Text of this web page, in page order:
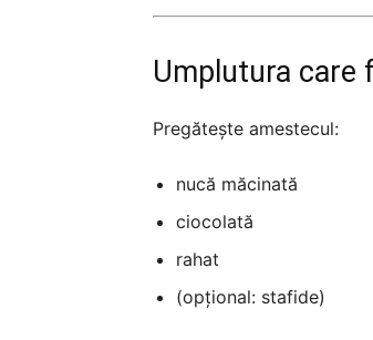
Umplutura care
Pregătește amestecul:
nucă măcinată
ciocolată
rahat
(opțional: stafide)